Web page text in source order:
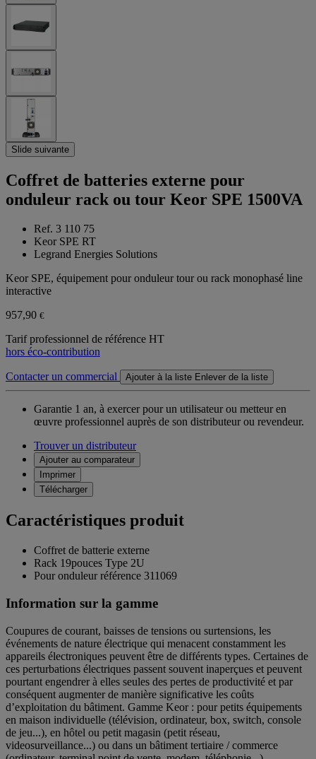
Slide suivante
Coffret de batteries externe pour
onduleur rack ou tour Keor SPE 1500VA
Ref. 3 110 75
Keor SPE RT
Legrand Energies Solutions
Keor SPE, équipement pour onduleur tour ou rack monophasé line
interactive
957,90 €
Tarif professionnel de référence HT
hors éco-contribution
Contacter un commercial Ajouter à la liste Enlever de la liste
Garantie 1 an, à exercer pour un utilisateur ou metteur en
œuvre professionnel auprès de son distributeur ou revendeur.
Trouver un distributeur
Ajouter au comparateur
Imprimer
Télécharger
Caractéristiques produit
Coffret de batterie externe
Rack 19pouces Type 2U
Pour onduleur référence 311069
Information sur la gamme
Coupures de courant, baisses de tensions ou surtensions, les
événements de nature électrique qui menacent constamment les
appareils électroniques peuvent être de différents types. Certaines de
ces perturbations électriques passent souvent inaperçues et peuvent
pourtant engendrer à elles seules des pertes de productivité et par
conséquent augmenter de manière significative les coûts
d’exploitation du bâtiment. Gamme Keor : pour petits équipements
en maison individuelle (télévision, ordinateur, box, switch, console
de jeu...), en hôtel ou petit magasin (petit réseau,
videosurveillance...) ou dans un bâtiment tertiaire / commerce